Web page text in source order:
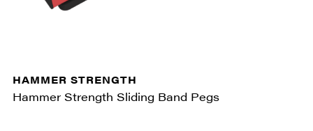
HAMMER STRENGTH
Hammer Strength Sliding Band Pegs